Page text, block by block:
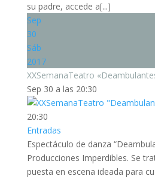
su padre, accede a[...]
Sep
30
Sáb
2017
XXSemanaTeatro
Sep 30 a las 20:30
20:30
Entradas
Espectáculo de danza
Producciones Imperdibles. Se
puesta en escena ideada para